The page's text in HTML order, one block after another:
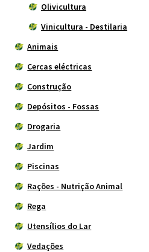
Olivicultura
Vinicultura - Destilaria
Animais
Cercas eléctricas
Construção
Depósitos - Fossas
Drogaria
Jardim
Piscinas
Rações - Nutrição Animal
Rega
Utensílios do Lar
Vedações